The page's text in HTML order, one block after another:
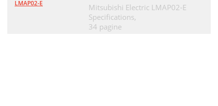
LMAP02-E
Mitsubishi Electric LMAP02-E
Specifications,
34 pagine